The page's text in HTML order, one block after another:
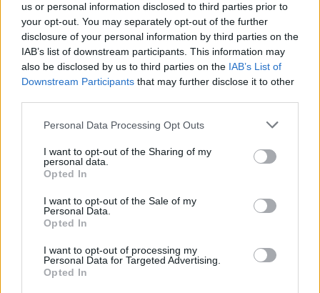
us or personal information disclosed to third parties prior to
your opt-out. You may separately opt-out of the further
disclosure of your personal information by third parties on the
IAB’s list of downstream participants. This information may
also be disclosed by us to third parties on the IAB’s List of
Downstream Participants that may further disclose it to other
Personal Data Processing Opt Outs
I want to opt-out of the Sharing of my
personal data.
Opted In
I want to opt-out of the Sale of my
Personal Data.
Opted In
I want to opt-out of processing my
Personal Data for Targeted Advertising.
Opted In
Una nuova occasione
Il ragazzo si è lamentato per il poco spazio, evorrebbe
lasciare Manchester. Uno dei tanti prodotti dell’academy
che negli ultimi anni potrebbe cercare fortuna altrove. E
così secondo Skyci sarebbero alcune squadre interessate
al suo cartellino. In primis proprio il Napoli di Conte, che a
propria asse,quella Manchester-Napoli
, che sta dando i
suoi frutti agli Azzurri. I rapporti tra le società sono ottimi,
ed un prestito rappresenterebbe una soluzione gradita.